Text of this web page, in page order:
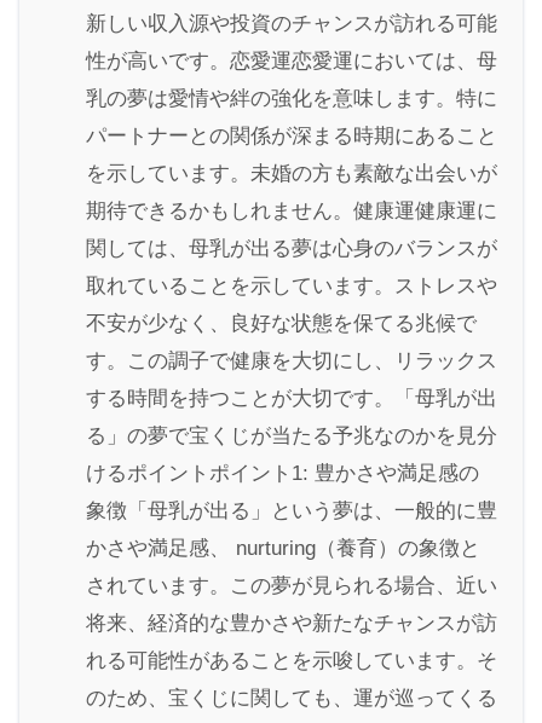
新しい収入源や投資のチャンスが訪れる可能
性が高いです。恋愛運恋愛運においては、母
乳の夢は愛情や絆の強化を意味します。特に
パートナーとの関係が深まる時期にあること
を示しています。未婚の方も素敵な出会いが
期待できるかもしれません。健康運健康運に
関しては、母乳が出る夢は心身のバランスが
取れていることを示しています。ストレスや
不安が少なく、良好な状態を保てる兆候で
す。この調子で健康を大切にし、リラックス
する時間を持つことが大切です。「母乳が出
る」の夢で宝くじが当たる予兆なのかを見分
けるポイントポイント1: 豊かさや満足感の
象徴「母乳が出る」という夢は、一般的に豊
かさや満足感、 nurturing（養育）の象徴と
されています。この夢が見られる場合、近い
将来、経済的な豊かさや新たなチャンスが訪
れる可能性があることを示唆しています。そ
のため、宝くじに関しても、運が巡ってくる